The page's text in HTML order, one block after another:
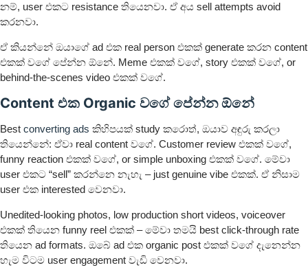
නම්, user එකට resistance තියෙනවා. ඒ අය sell attempts avoid
කරනවා.
ඒ කියන්නේ ඔයාගේ ad එක real person එකක් generate කරන content
එකක් වගේ පේන්න ඕනේ. Meme එකක් වගේ, story එකක් වගේ, or
behind-the-scenes video එකක් වගේ.
Content එක Organic වගේ පේන්න ඕනේ
Best converting ads කිහිපයක් study කරොත්, ඔයාව අඳුරු කරලා
තියෙන්නේ: ඒවා real content වගේ. Customer review එකක් වගේ,
funny reaction එකක් වගේ, or simple unboxing එකක් වගේ. මේවා
user එකට “sell” කරන්නෙ නැහැ – just genuine vibe එකක්. ඒ නිසාම
user එක interested වෙනවා.
Unedited-looking photos, low production short videos, voiceover
එකක් තියෙන funny reel එකක් – මේවා තමයි best click-through rate
තියෙන ad formats. ඔබේ ad එක organic post එකක් වගේ දැනෙන්න
හැම විටම user engagement වැඩි වෙනවා.